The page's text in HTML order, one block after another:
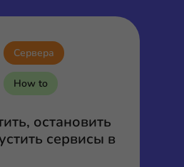
Сервера
How to
остановить
сервисы в